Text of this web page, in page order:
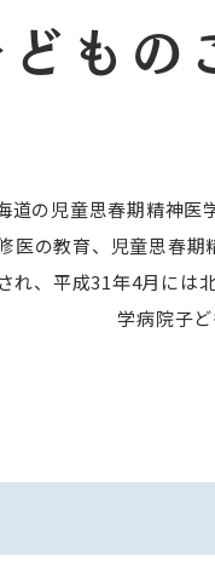
もの
の児童思春期精神医
医の教育、児童思春
れ、平成31年4月には
学病院子